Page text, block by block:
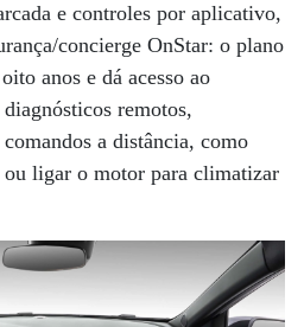
e controles por aplicativo,
concierge OnStar: o plano
anos e dá acesso ao
remotos,
a distância, como
ou ligar o motor para climatizar